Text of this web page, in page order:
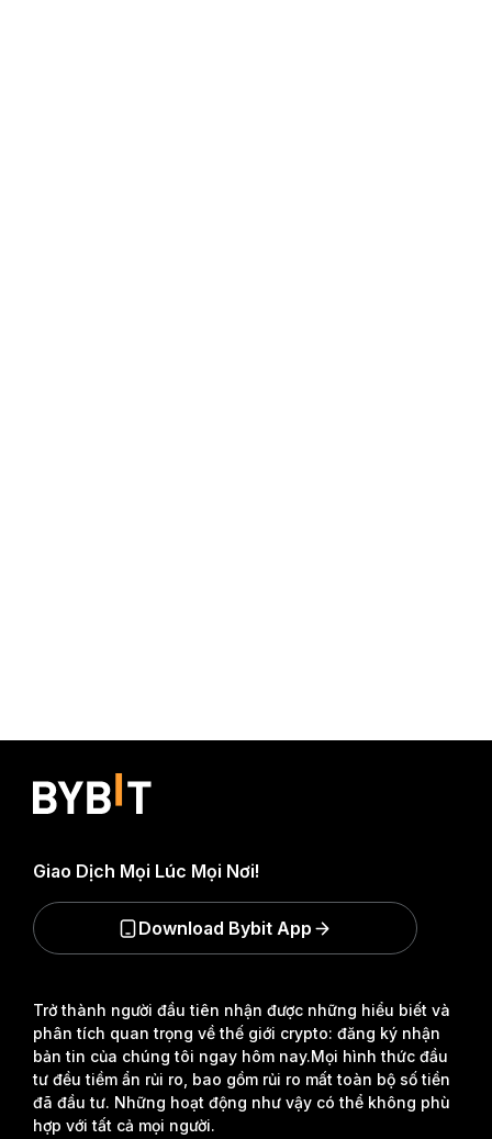
Trở thành người đầu tiên nhận được những hiểu biết và
phân tích quan trọng về thế giới crypto: đăng ký nhận
bản tin của chúng tôi ngay hôm nay.Mọi hình thức đầu
tư đều tiềm ẩn rủi ro, bao gồm rủi ro mất toàn bộ số tiền
đã đầu tư. Những hoạt động như vậy có thể không phù
hợp với tất cả mọi người.
Giao Dịch Mọi Lúc Mọi Nơi!
Download Bybit App